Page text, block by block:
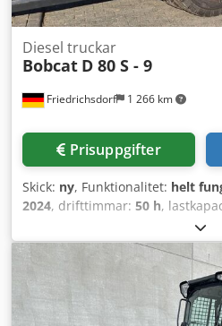
Friedrichsdorf 1 266 km
Diesel truckar
Bobcat D 80 S - 9
Prisuppgifter
Skick: ny, Funktionalitet: helt
2024, drifttimmar: 50 h,
1 570 mm
masttyp:triplex, byggnadshöjd:
, gaffelbordets bredd:
, tomvikt: 12 406 kg,
gaffeltruck Lastcentrum: 600
Gaffeltjocklek: 75 mm ISO-